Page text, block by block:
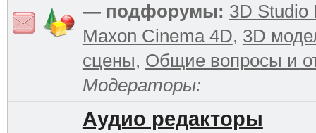
— подфорумы: 3D Studio
Maxon Cinema 4D, 3D
сцены, Общие вопросы и
Модераторы:
Аудио редакторы